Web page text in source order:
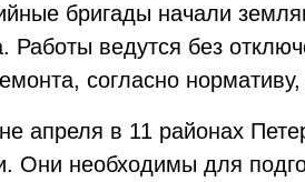
бригады начали
Работы ведутся без
согласно
апреля в 11 районах
Они необходимы для